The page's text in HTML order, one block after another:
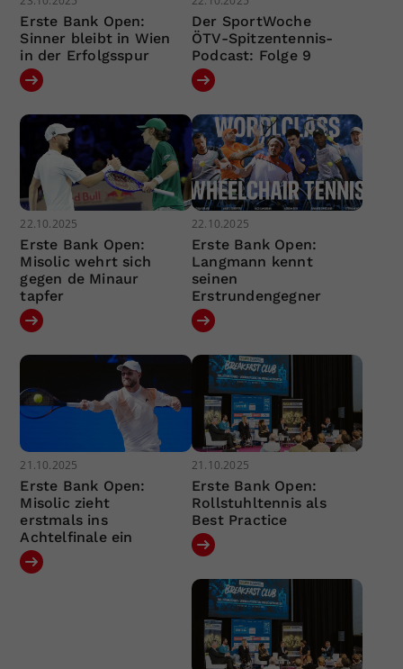
Erste Bank Open:
Sinner bleibt in Wien
in der Erfolgsspur
Der SportWoche
ÖTV-Spitzentennis-
Podcast: Folge 9
22.10.2025
Erste Bank Open:
Misolic wehrt sich
gegen de Minaur
tapfer
22.10.2025
Erste Bank Open:
Langmann kennt
seinen
Erstrundengegner
21.10.2025
Erste Bank Open:
Misolic zieht
erstmals ins
Achtelfinale ein
21.10.2025
Erste Bank Open:
Rollstuhltennis als
Best Practice